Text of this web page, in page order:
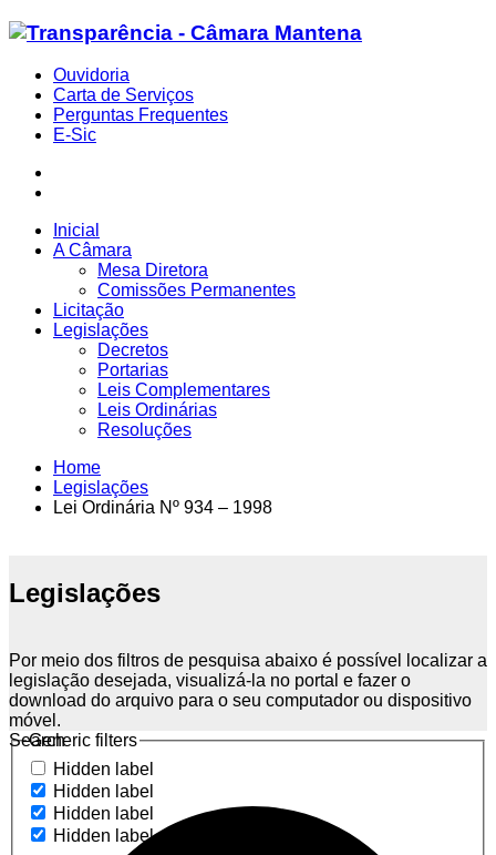
Ouvidoria
Carta de Serviços
Perguntas Frequentes
E-Sic
Inicial
A Câmara
Mesa Diretora
Comissões Permanentes
Licitação
Legislações
Decretos
Portarias
Leis Complementares
Leis Ordinárias
Resoluções
Home
Legislações
Lei Ordinária Nº 934 – 1998
Legislações
Por meio dos filtros de pesquisa abaixo é possível localizar a
legislação desejada, visualizá-la no portal e fazer o
download do arquivo para o seu computador ou dispositivo
móvel.
Search
Generic filters
Hidden label
Hidden label
Hidden label
Hidden label